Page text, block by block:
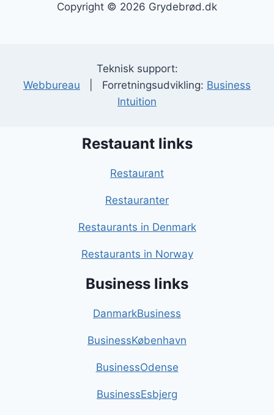
Copyright © 2026 Grydebrød.dk
Teknisk support:
Webbureau | Forretningsudvikling: Business
Intuition
Restauant links
Restaurant
Restauranter
Restaurants in Denmark
Restaurants in Norway
Business links
DanmarkBusiness
BusinessKøbenhavn
BusinessOdense
BusinessEsbjerg